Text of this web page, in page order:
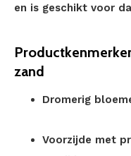
en is geschikt voor
zand
Dromerig
Voorzijde met